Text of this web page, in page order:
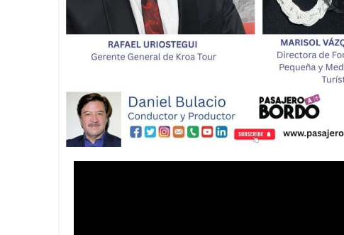
Llénate de sabor, cultura y
Más de 500 líderes de más de 50
Innovación y crecimiento:
Iberostar y Redexis activan la
Visit Oakland dio a conocer los